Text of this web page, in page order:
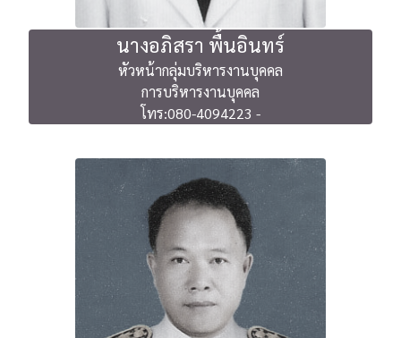
นางอภิสรา พื้นอินทร์
หัวหน้ากลุ่มบริหารงานบุคคล
การบริหารงานบุคคล
โทร:080-4094223 -